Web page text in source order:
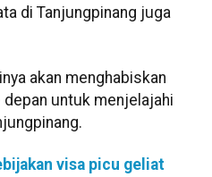
di Tanjungpinang juga
akan menghabiskan
untuk menjelajahi
visa picu geliat